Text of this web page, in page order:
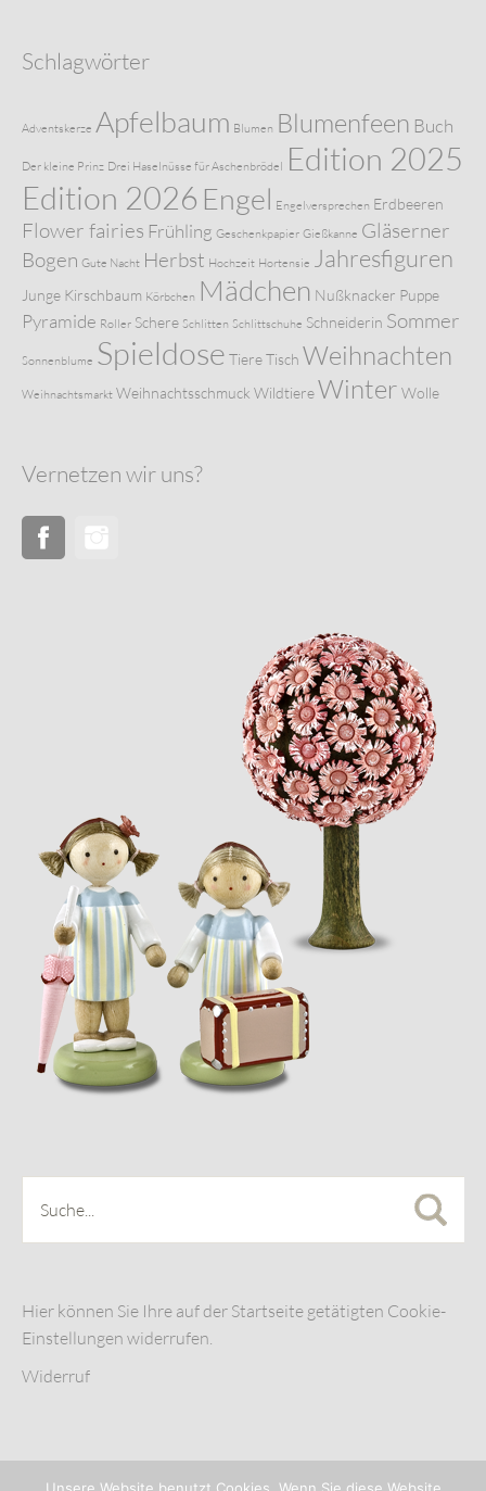
Schlagwörter
Adventskerze Apfelbaum Blumen Blumenfeen Buch
Der kleine Prinz Drei Haselnüsse für Aschenbrödel Edition 2025
Edition 2026 Engel Engelversprechen Erdbeeren
Flower fairies Frühling Geschenkpapier Gießkanne Gläserner
Bogen Gute Nacht Herbst Hochzeit Hortensie Jahresfiguren
Junge Kirschbaum Körbchen Mädchen Nußknacker Puppe
Pyramide Roller Schere Schlitten Schlittschuhe Schneiderin Sommer
Sonnenblume Spieldose TiereTisch Weihnachten
Weihnachtsmarkt Weihnachtsschmuck WildtiereWinter Wolle
Vernetzen wir uns?
Hier können Sie Ihre auf der Startseite getätigten Cookie-
Einstellungen widerrufen.
Widerruf